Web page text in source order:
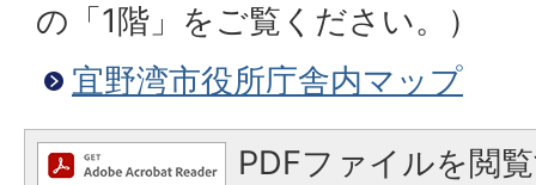
の「1階」をご覧ください。）
宜野湾市役所庁舎内マップ
PDFファイルを閲